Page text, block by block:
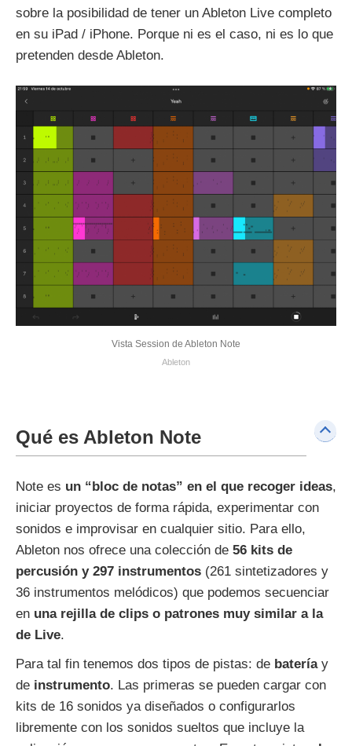
sobre la posibilidad de tener un Ableton Live completo
en su iPad / iPhone. Porque ni es el caso, ni es lo que
pretenden desde Ableton.
Vista Session de Ableton Note
Ableton
Qué es Ableton Note
Note es un “bloc de notas” en el que recoger ideas,
iniciar proyectos de forma rápida, experimentar con
sonidos e improvisar en cualquier sitio. Para ello,
Ableton nos ofrece una colección de 56 kits de
percusión y 297 instrumentos (261 sintetizadores y
36 instrumentos melódicos) que podemos secuenciar
en una rejilla de clips o patrones muy similar a la
de Live.
Para tal fin tenemos dos tipos de pistas: de bateríay
de instrumento. Las primeras se pueden cargar con
kits de 16 sonidos ya diseñados o configurarlos
libremente con los sonidos sueltos que incluye la